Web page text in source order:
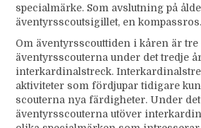
specialmärke. Som avslutning på
äventyrsscoutsigillet, en kompassros.
Om äventyrsscouttiden i kåren är tre
äventyrsscouterna under det tredje
interkardinalstreck.
aktiviteter som fördjupar tidigare
scouterna nya färdigheter. Under
äventyrsscouterna utöver